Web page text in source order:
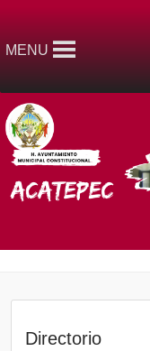
MENU
Directorio